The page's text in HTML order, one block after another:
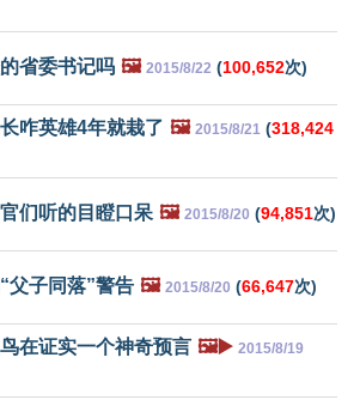
省委书记吗 🖼️ 2015/8/22 (100,652次)
咋英雄4年就栽了 🖼️ 2015/8/21 (318,424
们听的目瞪口呆 🖼️ 2015/8/20 (94,851次)
父子同落”警告 🖼️ 2015/8/20 (66,647次)
在证实一个神奇预言 🖼️▶️ 2015/8/19